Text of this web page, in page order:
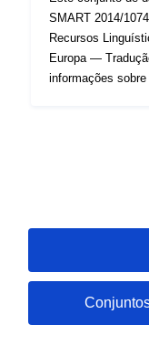
SMART 2014/
Recursos
Europa —
informações